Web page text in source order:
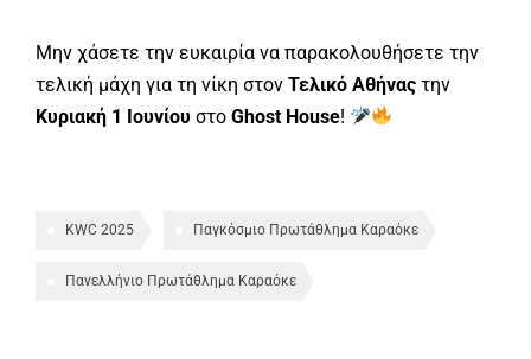
Μην χάσετε την ευκαιρία να παρακολουθήσετε την
τελική μάχη για τη νίκη στον Τελικό Αθήνας την
Κυριακή 1 Ιουνίου στο Ghost House!
KWC 2025 Παγκόσμιο Πρωτάθλημα Καραόκε
Πανελλήνιο Πρωτάθλημα Καραόκε